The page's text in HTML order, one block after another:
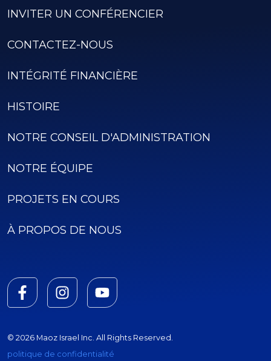
INVITER UN CONFÉRENCIER
CONTACTEZ-NOUS
INTÉGRITÉ FINANCIÈRE
HISTOIRE
NOTRE CONSEIL D'ADMINISTRATION
NOTRE ÉQUIPE
PROJETS EN COURS
À PROPOS DE NOUS
© 2026 Maoz Israel Inc. All Rights Reserved.
politique de confidentialité